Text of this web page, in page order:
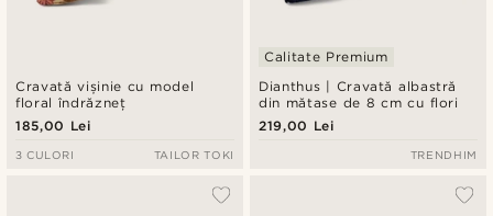
Cravată vișinie cu model
floral îndrăzneț
185,00 Lei
3 CULORI TAILOR TOKI
Dianthus | Cravată albastră
din mătase de 8 cm cu flori
Calitate Premium
219,00 Lei
TRENDHIM